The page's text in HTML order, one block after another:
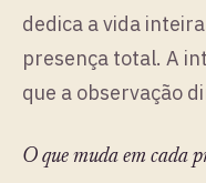
dedica a vida
presença total. A
que a observação
O que muda em cada